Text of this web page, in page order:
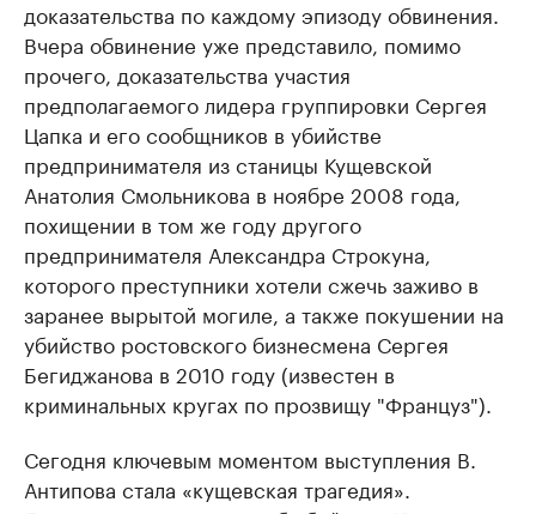
доказательства по каждому эпизоду обвинения.
Вчера обвинение уже представило, помимо
прочего, доказательства участия
предполагаемого лидера группировки Сергея
Цапка и его сообщников в убийстве
предпринимателя из станицы Кущевской
Анатолия Смольникова в ноябре 2008 года,
похищении в том же году другого
предпринимателя Александра Строкуна,
которого преступники хотели сжечь заживо в
заранее вырытой могиле, а также покушении на
убийство ростовского бизнесмена Сергея
Бегиджанова в 2010 году (известен в
криминальных кругах по прозвищу "Француз").
Сегодня ключевым моментом выступления В.
Антипова стала «кущевская трагедия».